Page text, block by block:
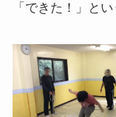
「できた！」と